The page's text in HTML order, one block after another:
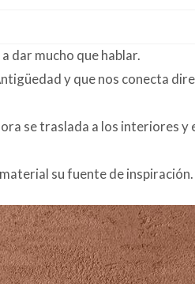
dar mucho que hablar.
y que nos conecta
se traslada a los interiores y
su fuente de inspiración.